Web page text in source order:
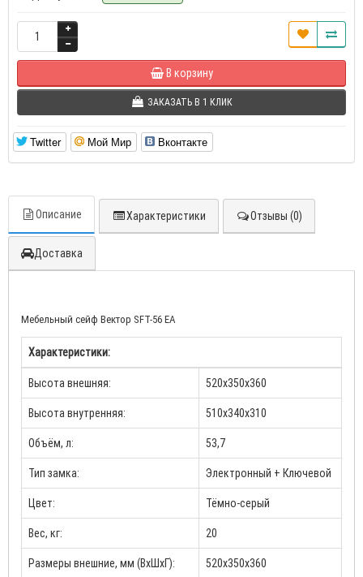
В корзину
ЗАКАЗАТЬ В 1 КЛИК
Twitter Мой Мир Вконтакте
Описание Характеристики Отзывы (0)
Доставка
Мебельный сейф Вектор SFT-56 EA
Характеристики:
Высота внешняя: 520х350х360
Высота внутренняя: 510х340х310
Объём, л: 53,7
Тип замка: Электронный + Ключевой
Цвет: Тёмно-серый
Вес, кг: 20
Размеры внешние, мм (ВхШхГ): 520х350х360